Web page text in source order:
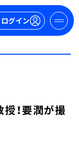
ログイン
！要潤が撮